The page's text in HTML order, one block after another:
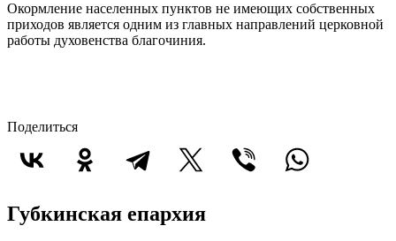
Окормление населенных пунктов не имеющих собственных
приходов является одним из главных направлений церковной
работы духовенства благочиния.
Поделиться
Губкинская епархия